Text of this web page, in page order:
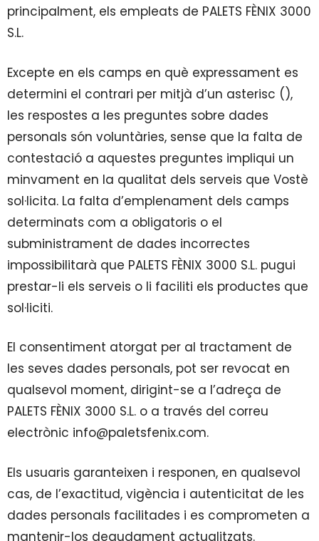
principalment, els empleats de PALETS FÈNIX 3000
S.L.
Excepte en els camps en què expressament es
determini el contrari per mitjà d’un asterisc (),
les respostes a les preguntes sobre dades
personals són voluntàries, sense que la falta de
contestació a aquestes preguntes impliqui un
minvament en la qualitat dels serveis que Vostè
sol·licita. La falta d’emplenament dels camps
determinats com a obligatoris o el
subministrament de dades incorrectes
impossibilitarà que PALETS FÈNIX 3000 S.L. pugui
prestar-li els serveis o li faciliti els productes que
sol·liciti.
El consentiment atorgat per al tractament de
les seves dades personals, pot ser revocat en
qualsevol moment, dirigint-se a l’adreça de
PALETS FÈNIX 3000 S.L. o a través del correu
electrònic info@paletsfenix.com.
Els usuaris garanteixen i responen, en qualsevol
cas, de l’exactitud, vigència i autenticitat de les
dades personals facilitades i es comprometen a
mantenir-los degudament actualitzats.